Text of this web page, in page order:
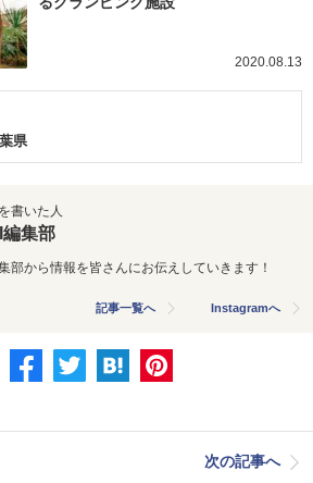
2020.08.13
県
書いた人
集部
部から情報を皆さんにお伝えしていきます！
記事一覧へ Instagramへ
次の記事へ